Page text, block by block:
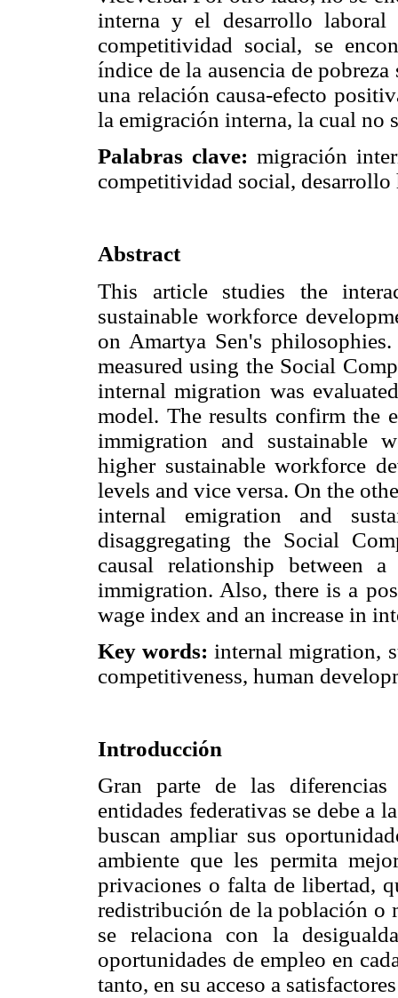
interna y el desarrollo laboral
competitividad social, se
índice de la ausencia de
una relación causa-efecto
la emigración interna, la cual no
Palabras clave: migración
competitividad social, desarrollo
Abstract
This article studies the
sustainable workforce
on Amartya Sen's
measured using the Social
internal migration was
model. The results confirm the
immigration and sustainable
higher sustainable workforce
levels and vice versa. On the
internal emigration and
disaggregating the Social
causal relationship between
immigration. Also, there is a
wage index and an increase in
Key words: internal migration,
competitiveness, human
Introducción
Gran parte de las
entidades federativas se debe a
buscan ampliar sus
ambiente que les permita
privaciones o falta de libertad,
redistribución de la población o
se relaciona con la
oportunidades de empleo en
tanto, en su acceso a